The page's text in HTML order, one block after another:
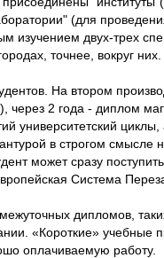
(для
изучением двух-трех
точнее, вокруг
На втором
через 2 года - диплом
циклы,
в строгом
может сразу
Система
дипломов,
«Короткие»
оплачиваемую работу.